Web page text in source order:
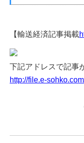
【輸送経済記事掲載
下記アドレスで記事
http://file.e-